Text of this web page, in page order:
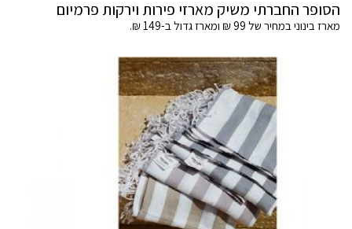
הסופר החברתי משיק מארזי פירות וירקות פרמיום
מארז בינוני במחיר של 99 ₪ ומארז גדול ב-149 ₪.